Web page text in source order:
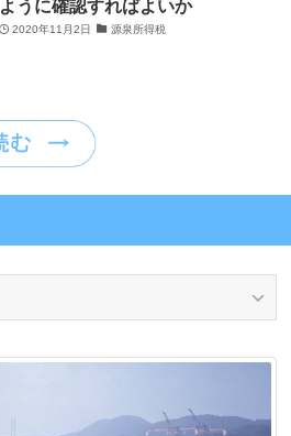
ように確認すればよいか
2020年11月2日 源泉所得税